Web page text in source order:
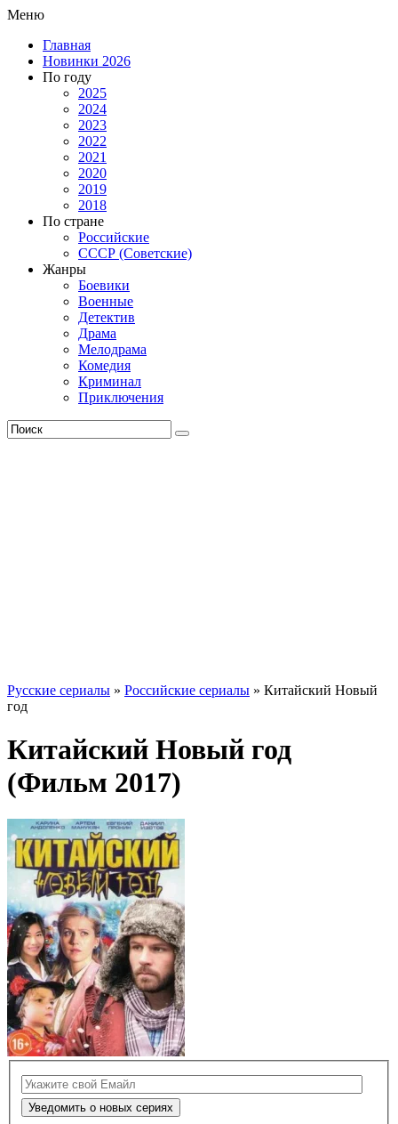
Меню
Главная
Новинки 2026
По году
2025
2024
2023
2022
2021
2020
2019
2018
По стране
Российские
СССР (Советские)
Жанры
Боевики
Военные
Детектив
Драма
Мелодрама
Комедия
Криминал
Приключения
Русские сериалы » Российские сериалы » Китайский Новый
год
Китайский Новый год
(Фильм 2017)
Уведомить о новых сериях